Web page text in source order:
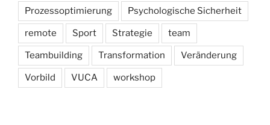
Prozessoptimierung Psychologische Sicherheit
remote Sport Strategie team
Teambuilding Transformation Veränderung
Vorbild VUCA workshop